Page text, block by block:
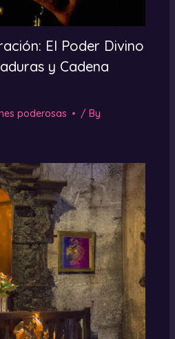
El Poder Divino
y Cadena
poderosas
/ By